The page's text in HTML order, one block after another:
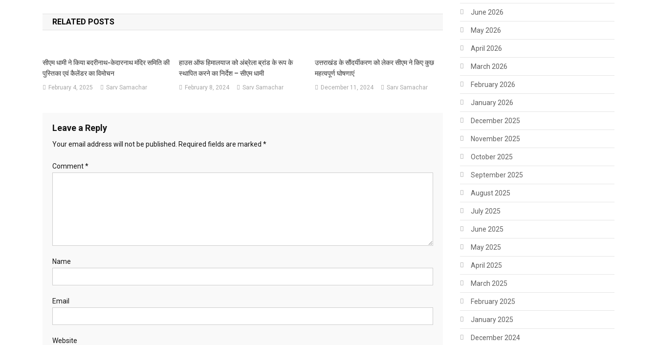
navigation
RELATED POSTS
सीएम धामी ने किया बदरीनाथ-केदारनाथ मंदिर समिति की
पुस्तिका एवं कैलेंडर का विमोचन
February 4, 2025 Sarv Samachar
हाउस ऑफ हिमालयाज को अंब्रेला ब्रांड के रूप के
स्थापित करने का निर्देश – सीएम धामी
February 8, 2024 Sarv Samachar
उत्तराखंड के सौंदर्यीकरण को लेकर सीएम ने किए कुछ
महत्वपूर्ण घोषणाएं
December 11, 2024 Sarv Samachar
Leave a Reply
Your email address will not be published. Required fields are marked *
Comment*
Name
Email
Website
June 2026
May 2026
April 2026
March 2026
February 2026
January 2026
December 2025
November 2025
October 2025
September 2025
August 2025
July 2025
June 2025
May 2025
April 2025
March 2025
February 2025
January 2025
December 2024